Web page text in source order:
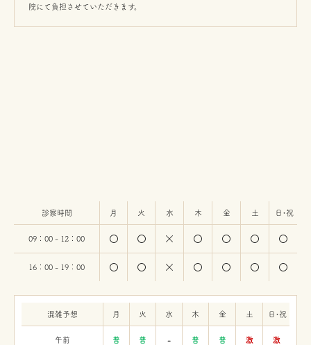
院にて負担させていただきます。
診察時間 月 火 水 木 金 土 日・祝
09：00 - 12：00
16：00 - 19：00
混雑予想 月 火 水 木 金 土 日・祝
午前 普 普 - 普 普 激 激